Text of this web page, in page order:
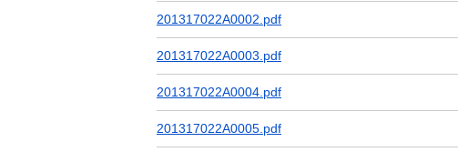
201317022A0002.pdf
201317022A0003.pdf
201317022A0004.pdf
201317022A0005.pdf